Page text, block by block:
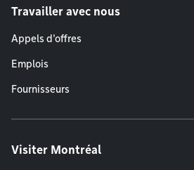
Travailler avec nous
Appels d'offres
Emplois
Fournisseurs
Visiter Montréal